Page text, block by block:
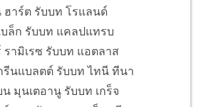
ฮาร์ต รับบท โรแลนด์
ล็ก รับบท แคลปแทรบ
รามิเรซ รับบท แอตลาส
รีนแบลตต์ รับบท ไทนี ทีนา
น มุนเตอานู รับบท เกร็จ